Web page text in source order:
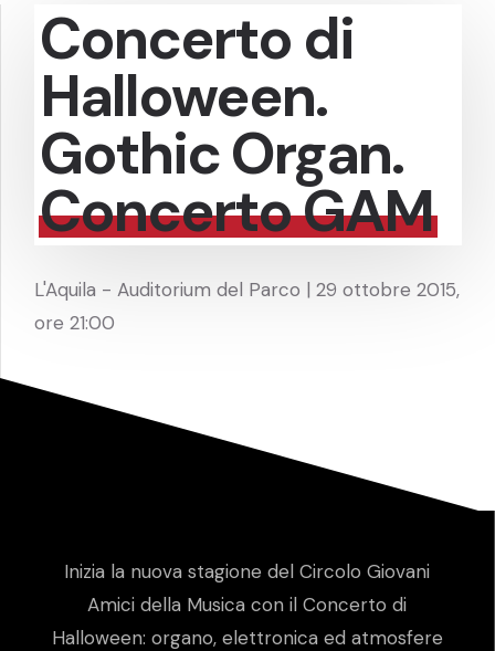
Concerto di
Halloween.
Gothic Organ.
Concerto GAM
L'Aquila - Auditorium del Parco | 29 ottobre 2015,
ore 21:00
Inizia la nuova stagione del Circolo Giovani
Amici della Musica con il Concerto di
Halloween: organo, elettronica ed atmosfere